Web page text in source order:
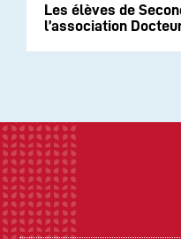
Les élèves de
l’association